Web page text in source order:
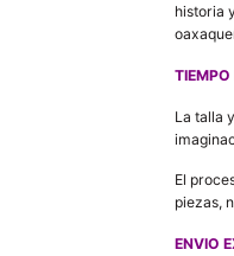
historia
TIEMPO
La talla
El
piezas,
ENVIO